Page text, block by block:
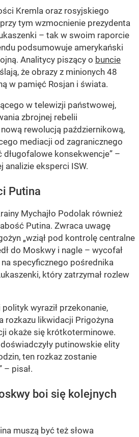
Kremla oraz rosyjskiego
tym wzmocnienie prezydenta
– tak w swoim raporcie
podsumowuje amerykański
Analitycy piszący o buncie
że obrazy z minionych 48
w pamięć Rosjan i świata.
w telewizji państwowej,
zbrojnej rebelii
rewolucją październikową,
mediacji od zagranicznego
długofalowe konsekwencje” –
eksperci ISW.
Putina
Mychajło Podolak również
Putina. Zwraca uwagę
„wziął pod kontrolę centralne
do Moskwy i nagle – wycofał
na specyficznego pośrednika
który zatrzymał rozlew
wyraził przekonanie,
rozkazu likwidacji Prigożyna
okaże się krótkoterminowe.
putinowskie elity
ten rozkaz zostanie
– pisał.
boi się kolejnych
muszą być też słowa